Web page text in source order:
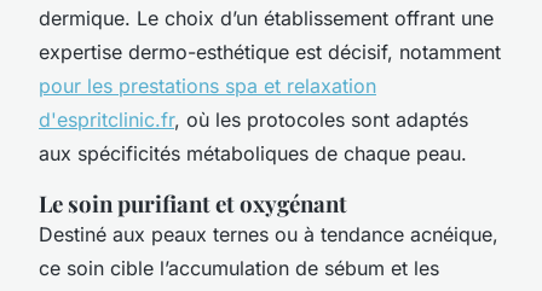
dermique. Le choix d’un établissement offrant une
expertise dermo-esthétique est décisif, notamment
pour les prestations spa et relaxation
d'espritclinic.fr, où les protocoles sont adaptés
aux spécificités métaboliques de chaque peau.
Le soin purifiant et oxygénant
Destiné aux peaux ternes ou à tendance acnéique,
ce soin cible l’accumulation de sébum et les